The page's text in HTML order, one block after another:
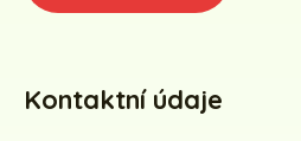
Kontaktní údaje